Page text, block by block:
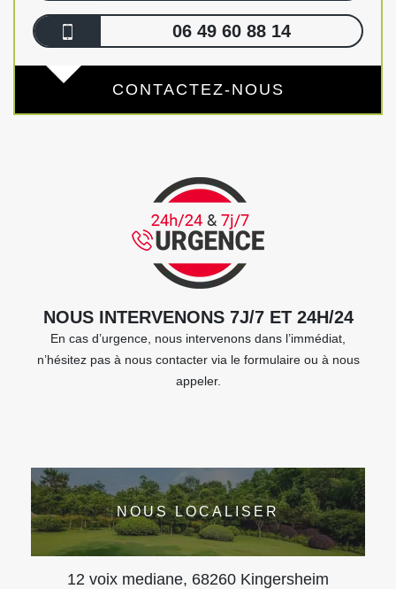
06 49 60 88 14
CONTACTEZ-NOUS
NOUS INTERVENONS 7J/7 ET 24H/24
En cas d’urgence, nous intervenons dans l’immédiat,
n’hésitez pas à nous contacter via le formulaire ou à nous
appeler.
NOUS LOCALISER
12 voix mediane, 68260 Kingersheim